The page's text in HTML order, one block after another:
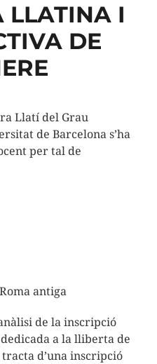
LLATINA I
DE
Llatí del Grau
de Barcelona s’ha
per tal de
antiga
de la inscripció
a la lliberta de
tracta d’una inscripció